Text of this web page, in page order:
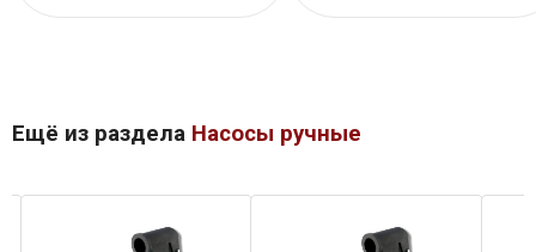
Ещё из раздела Насосы ручные